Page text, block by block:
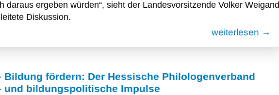
daraus ergeben würden“, sieht der Landesvorsitzende Volker Weigand
Diskussion.
weiterlesen →
Bildung fördern: Der Hessische Philologenverband
und bildungspolitische Impulse